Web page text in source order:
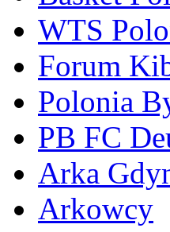
WTS
Forum
Polonia
PB FC
Arka
Arkowcy